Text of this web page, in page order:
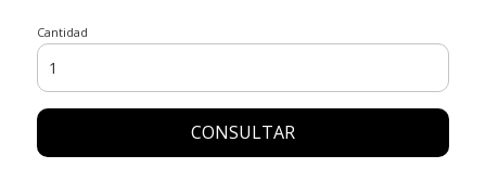
Cantidad
CONSULTAR